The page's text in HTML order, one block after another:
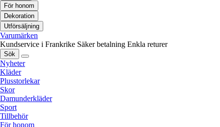
För honom
Dekoration
Utförsäljning
Varumärken
Kundservice i Frankrike Säker betalning Enkla returer
Sök
Nyheter
Kläder
Plusstorlekar
Skor
Damunderkläder
Sport
Tillbehör
För honom